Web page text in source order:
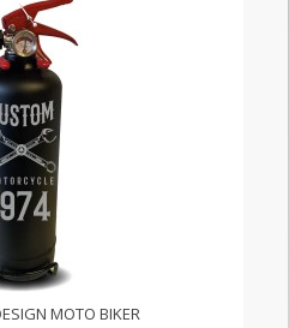
MOTO BIKER